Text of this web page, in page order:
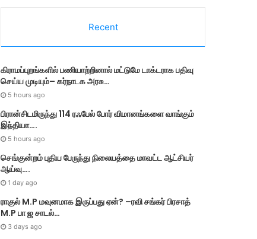
e
s
Recent
கிராமப்புறங்களில் பணியாற்றினால் மட்டுமே டாக்டராக பதிவு
செய்ய முடியும்– கர்நாடக அரசு…
5 hours ago
பிரான்சிடமிருந்து 114 ரஃபேல் போர் விமானங்களை வாங்கும்
இந்தியா….
5 hours ago
செங்குன்றம் புதிய பேருந்து நிலையத்தை மாவட்ட ஆட்சியர்
ஆய்வு….
1 day ago
ராகுல் M.P மவுனமாக இருப்பது ஏன்? –ரவி சங்கர் பிரசாத்
M.P பா ஜ சாடல்…
3 days ago